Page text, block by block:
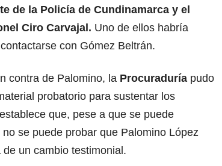
de la Policía de Cundinamarca y el
Ciro Carvajal. Uno de ellos habría
con Gómez Beltrán.
contra de Palomino, la Procuraduría pudo
probatorio para sustentar los
que, pese a que se puede
se puede probar que Palomino López
un cambio testimonial.